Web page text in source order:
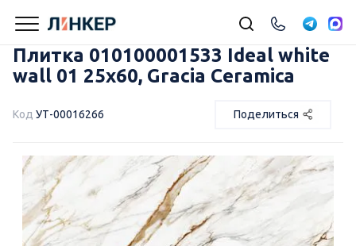
Плитка 010100001533 Ideal white
wall 01 25х60, Gracia Ceramica
Код УТ-00016266 Поделиться